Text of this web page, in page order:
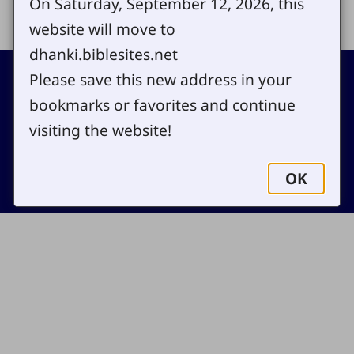
Footer
Contact
Copyright
Site map
Privacy policy
website will move to
dhanki.biblesites.net
Please save this new address in your
bookmarks or favorites and continue
visiting the website!
OK